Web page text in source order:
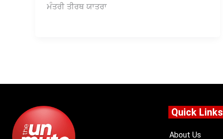
ਮੰਤਰੀ ਤੀਰਥ ਯਾਤਰਾ
Quick Links
About Us